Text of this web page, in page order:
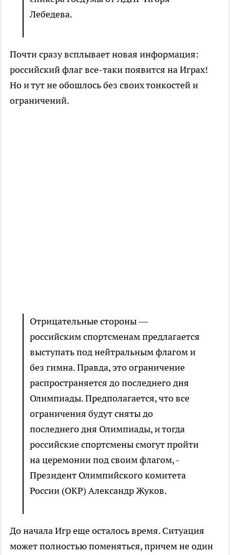
Лебедева.
Почти сразу всплывает новая информация:
российский флаг все-таки появится на Играх!
Но и тут не обошлось без своих тонкостей и
ограничений.
Отрицательные стороны —
российским спортсменам предлагается
выступать под нейтральным флагом и
без гимна. Правда, это ограничение
распространяется до последнего дня
Олимпиады. Предполагается, что все
ограничения будут сняты до
последнего дня Олимпиады, и тогда
российские спортсмены смогут пройти
на церемонии под своим флагом, -
Президент Олимпийского комитета
России (ОКР) Александр Жуков.
До начала Игр еще осталось время. Ситуация
может полностью поменяться, причем не один